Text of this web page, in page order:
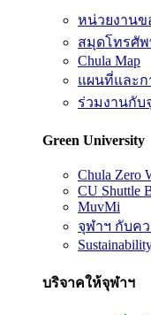
หน่วยงานข
สมุดโทรศั
Chula Map
แผนที่และก
ร่วมงานกับ
Green University
Chula Zero
CU Shuttle
MuvMi
จุฬาฯ กับค
บริจาคให้จุฬาฯ